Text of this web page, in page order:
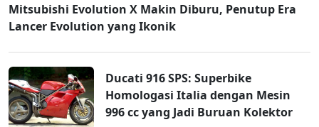
Mitsubishi Evolution X Makin Diburu, Penutup Era
Lancer Evolution yang Ikonik
Ducati 916 SPS: Superbike
Homologasi Italia dengan Mesin
996 cc yang Jadi Buruan Kolektor